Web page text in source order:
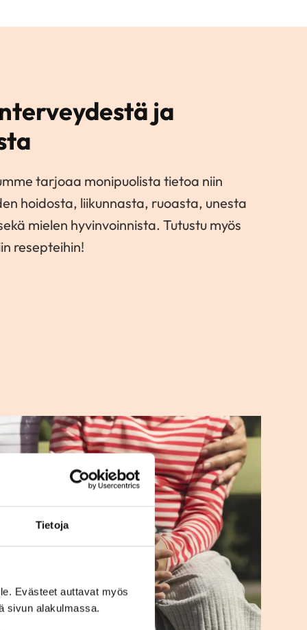
Tietoja
Evästeet auttavat myös
sivun alakulmassa.
ja
tarjoaa monipuolista tietoa niin
hoidosta, liikunnasta, ruoasta, unesta
mielen hyvinvoinnista. Tutustu myös
resepteihin!